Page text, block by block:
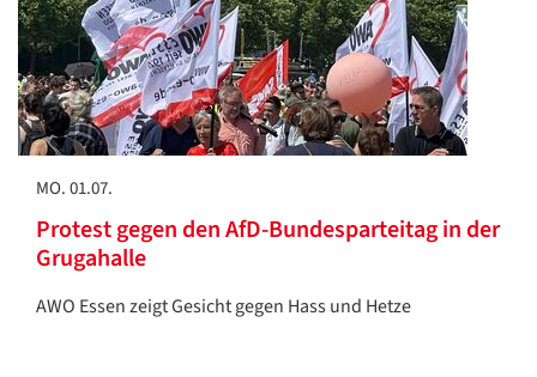
MO. 01.07.
Protest gegen den AfD-Bundesparteitag in der
Grugahalle
AWO Essen zeigt Gesicht gegen Hass und Hetze